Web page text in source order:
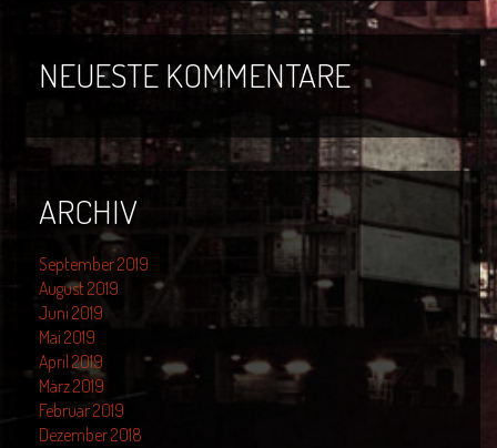
NEUESTE KOMMENTARE
ARCHIV
September 2019
August 2019
Juni 2019
Mai 2019
April 2019
März 2019
Februar 2019
Dezember 2018